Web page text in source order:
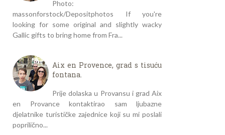
Photo:
massonforstock/Depositphotos If you're
looking for some original and slightly wacky
Gallic gifts to bring home from Fra...
Aix en Provence, grad s tisuću
fontana.
Prije dolaska u Provansu i grad Aix
en Provance kontaktirao sam ljubazne
djelatnike turističke zajednice koji su mi poslali
poprilično...